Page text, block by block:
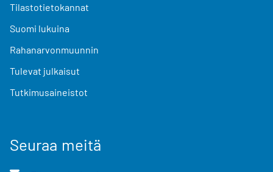
Tilastotietokannat
Suomi lukuina
Rahanarvonmuunnin
Tulevat julkaisut
Tutkimusaineistot
Seuraa meitä